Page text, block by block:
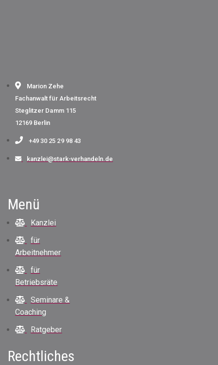
Marion Zehe
Fachanwalt für Arbeitsrecht
Steglitzer Damm 115
12169 Berlin
+49 30 25 29 98 43
kanzlei@stark-verhandeln.de
Menü
Kanzlei
für
Arbeitnehmer
für
Betriebsräte
Seminare &
Coaching
Ratgeber
Rechtliches